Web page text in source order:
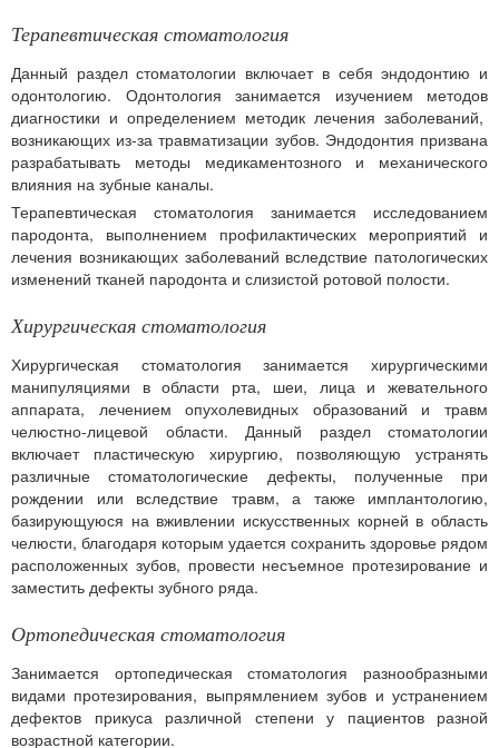
Терапевтическая стоматология
Данный раздел стоматологии включает в себя эндодонтию и
одонтологию. Одонтология занимается изучением методов
диагностики и определением методик лечения заболеваний,
возникающих из-за травматизации зубов. Эндодонтия призвана
разрабатывать методы медикаментозного и механического
влияния на зубные каналы.
Терапевтическая стоматология занимается исследованием
пародонта, выполнением профилактических мероприятий и
лечения возникающих заболеваний вследствие патологических
изменений тканей пародонта и слизистой ротовой полости.
Хирургическая стоматология
Хирургическая стоматология занимается хирургическими
манипуляциями в области рта, шеи, лица и жевательного
аппарата, лечением опухолевидных образований и травм
челюстно-лицевой области. Данный раздел стоматологии
включает пластическую хирургию, позволяющую устранять
различные стоматологические дефекты, полученные при
рождении или вследствие травм, а также имплантологию,
базирующуюся на вживлении искусственных корней в область
челюсти, благодаря которым удается сохранить здоровье рядом
расположенных зубов, провести несъемное протезирование и
заместить дефекты зубного ряда.
Ортопедическая стоматология
Занимается ортопедическая стоматология разнообразными
видами протезирования, выпрямлением зубов и устранением
дефектов прикуса различной степени у пациентов разной
возрастной категории.